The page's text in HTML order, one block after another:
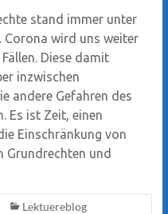
stand immer unter
Corona wird uns weiter
Diese damit
inzwischen
andere Gefahren des
Es ist Zeit, einen
Einschränkung von
Grundrechten und
Lektuereblog